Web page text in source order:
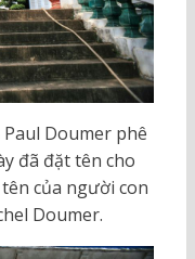
Doumer phê
đã đặt tên cho
của người con
Doumer.